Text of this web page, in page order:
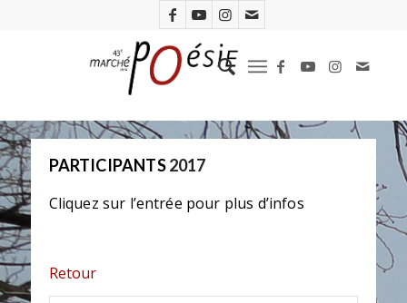
PARTICIPANTS2017
Cliquez sur l’entrée pour plus d’infos
Retour